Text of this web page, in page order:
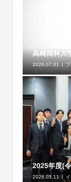
高崎商科大
2026.07.01
2025年度(
2026.05.11